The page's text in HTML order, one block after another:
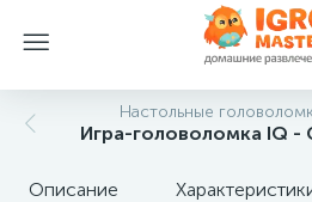
Настольные
Игра-головоломка IQ -
Описание